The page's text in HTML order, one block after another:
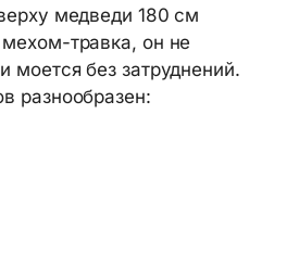
медведи 180 см
травка, он не
моется без затруднений.
разнообразен: